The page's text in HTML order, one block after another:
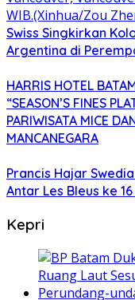
Swiss Singkirkan
Argentina di
HARRIS HOTEL
“SEASON’S FINES
PARIWISATA MICE
MANCANEGARA
Prancis Hajar
Antar Les Bleus ke
Kepri